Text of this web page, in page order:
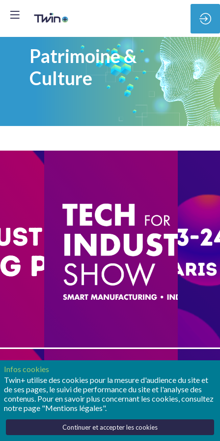
Patrimoine &
Culture
Infos cookies
Twin+ utilise des cookies pour la mesure d'audience du site et
de ses pages, le suivi de performance du site et l'analyse des
contenus. Pour en savoir plus concernant les cookies, consultez
notre page "Mentions légales".
Continuer et accepter les cookies